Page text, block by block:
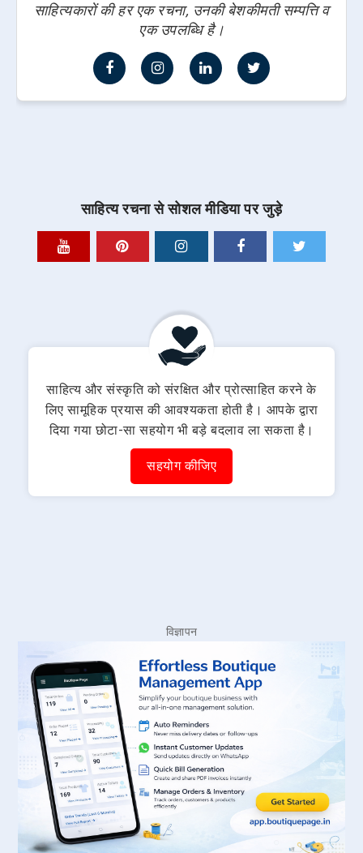
साहित्यकारों की हर एक रचना, उनकी बेशकीमती सम्पत्ति व
एक उपलब्धि है।
साहित्य रचना से सोशल मीडिया पर जुड़े
साहित्य और संस्कृति को संरक्षित और प्रोत्साहित करने के
लिए सामूहिक प्रयास की आवश्यकता होती है। आपके द्वारा
दिया गया छोटा-सा सहयोग भी बड़े बदलाव ला सकता है।
सहयोग कीजिए
विज्ञापन